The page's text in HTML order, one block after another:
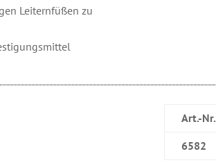
Leiternfüßen zu
Art.-Nr.
6582